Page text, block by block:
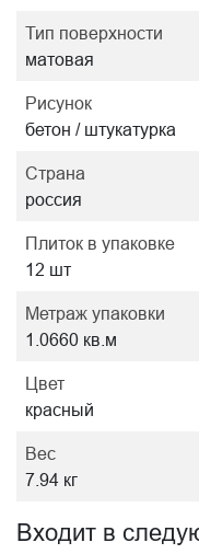
Тип поверхности
матовая
Рисунок
бетон / штукатурка
Страна
россия
Плиток в упаковке
12 шт
Метраж упаковки
1.0660 кв.м
Цвет
красный
Вес
7.94 кг
Входит в